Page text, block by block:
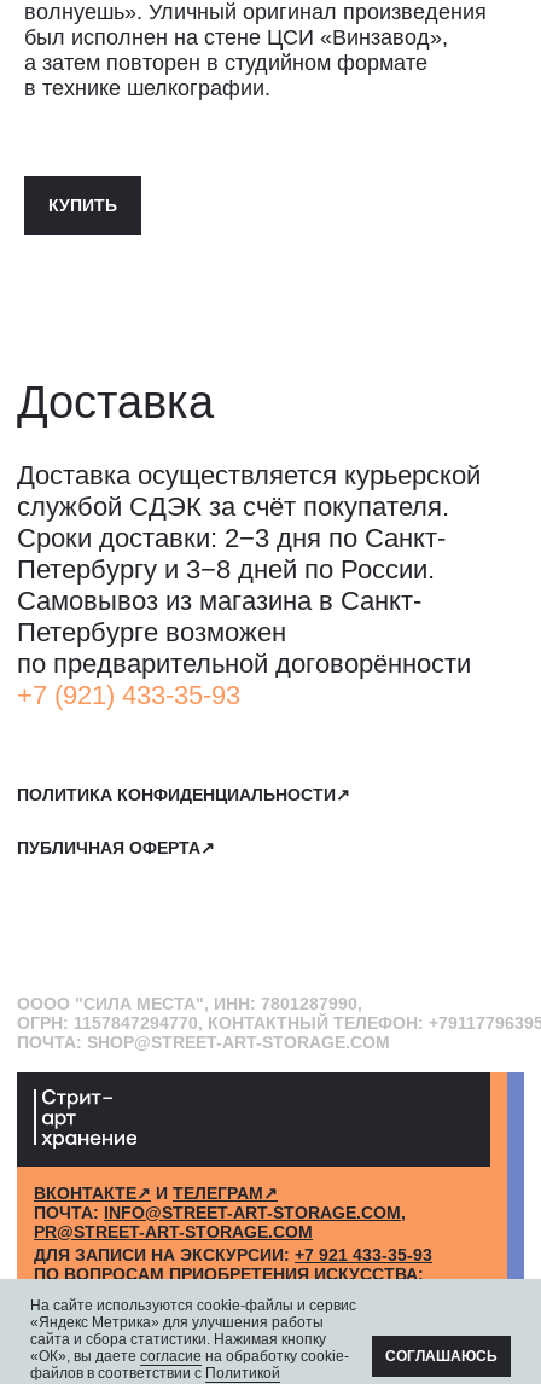
волнуешь». Уличный оригинал произведения
был исполнен на стене ЦСИ «Винзавод»,
а затем повторен в студийном формате
в технике шелкографии.
КУПИТЬ
ПОЛИТИКА КОНФИДЕНЦИАЛЬНОСТИ↗
ОГРН: 1157847294770, КОНТАКТНЫЙ ТЕЛЕФОН: +79117796395,
ПОЧТА: SHOP@STREET-ART-STORAGE.COM
ПУБЛИЧНАЯ ОФЕРТА↗
САНКТ-ПЕТЕРБУРГ, СЕВКАБЕЛЬ ПОРТ
+7 911 779-63-95
На сайте используются cookie-файлы и сервис
«Яндекс Метрика» для улучшения работы
сайта и сбора статистики. Нажимая кнопку
«ОК», вы даете согласие на обработку cookie-
файлов в соответствии с Политикой
СОГЛАШАЮСЬ